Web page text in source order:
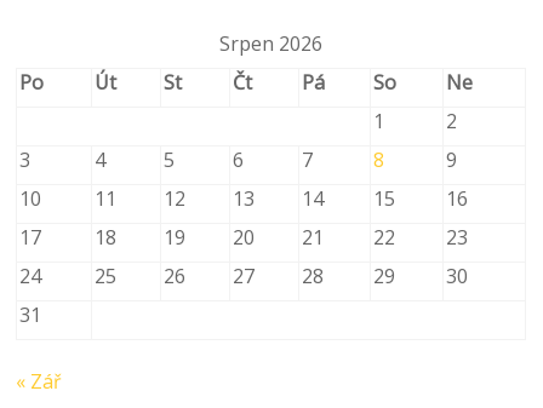
Srpen 2026
Po
Út St Čt Pá So
Ne
1
2
3
4 5 6 7 8
9
10
11 12 13 14 15
16
17
18 19 20 21 22
23
24
25 26 27 28 29
30
31
« Zář